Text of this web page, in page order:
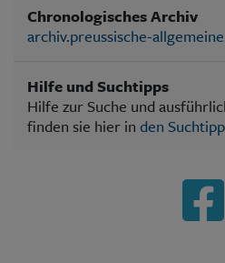
Chronologisches Archiv
archiv.preussische-
Hilfe und Suchtipps
Hilfe zur Suche und
finden sie hier in den